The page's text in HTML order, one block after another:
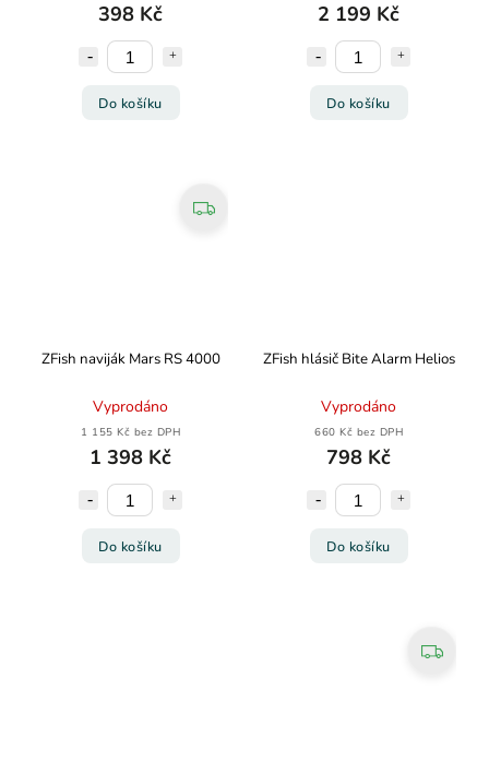
398 Kč
Do košíku
2 199 Kč
Do košíku
ZFish naviják Mars RS 4000
Vyprodáno
1 155 Kč bez DPH
1 398 Kč
Do košíku
ZFish hlásič Bite Alarm Helios
Vyprodáno
660 Kč bez DPH
798 Kč
Do košíku